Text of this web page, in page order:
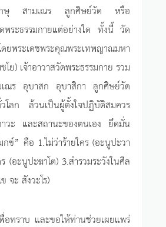
กษุ สามเณร ลูกศิษย์วัด หรือ
พระธรรมกายแต่อย่างใด ทั้งนี้ วัด
พระเดชพระคุณพระเทพญาณมหา
ย) เจ้าอาวาสวัดพระธรรมกาย รวม
ณร อุบาสก อุบาสิกา ลูกศิษย์วัด
โลก ล้วนเป็นผู้ตั้งใจปฏิบัติสมควร
าวะ และสถานะของตนเอง ยึดมั่น
กข์” คือ 1.ไม่ว่าร้ายใคร (อะนูปะวา
(อะนูปะฆาโต) 3.สำรวมระวังในศีล
จะ สังวะโร)
อทราบ และขอให้ท่านช่วยเผยแพร่